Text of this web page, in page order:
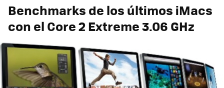
Benchmarks de los últimos iMacs
con el Core 2 Extreme 3.06 GHz